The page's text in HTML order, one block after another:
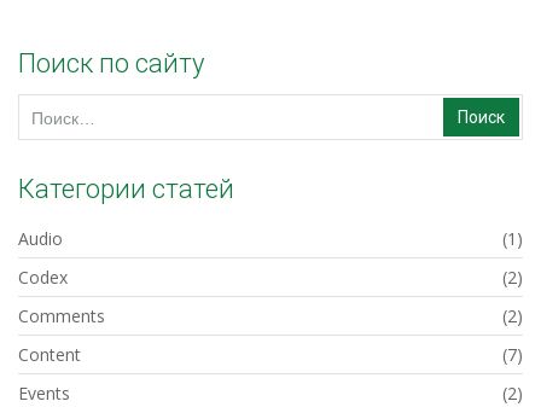
Поиск по сайту
Категории статей
Audio
(1)
Codex
(2)
Comments
(2)
Content
(7)
Events
(2)